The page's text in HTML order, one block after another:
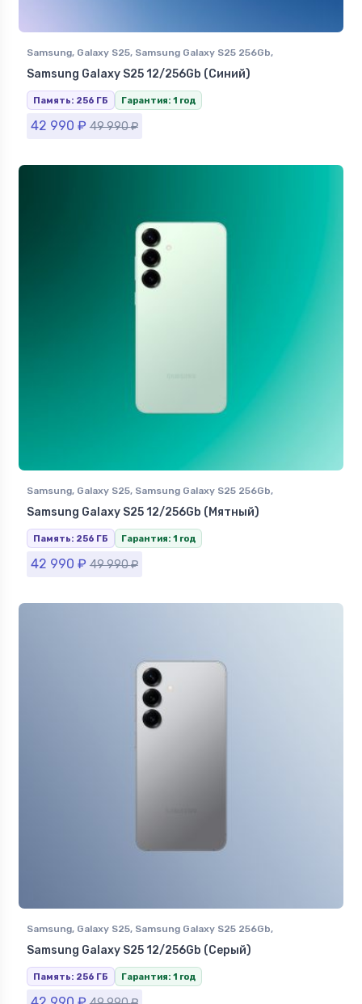
Samsung, Galaxy S25, Samsung Galaxy S25 256Gb,
Смартфоны Samsung в Ставрополе
Samsung Galaxy S25 12/256Gb (Синий)
Память: 256 ГБ Гарантия: 1 год
42 990 ₽ 49 990₽
Samsung, Galaxy S25, Samsung Galaxy S25 256Gb,
Смартфоны Samsung в Ставрополе
Samsung Galaxy S25 12/256Gb (Мятный)
Память: 256 ГБ Гарантия: 1 год
42 990 ₽ 49 990₽
Samsung, Galaxy S25, Samsung Galaxy S25 256Gb,
Смартфоны Samsung в Ставрополе
Samsung Galaxy S25 12/256Gb (Серый)
Память: 256 ГБ Гарантия: 1 год